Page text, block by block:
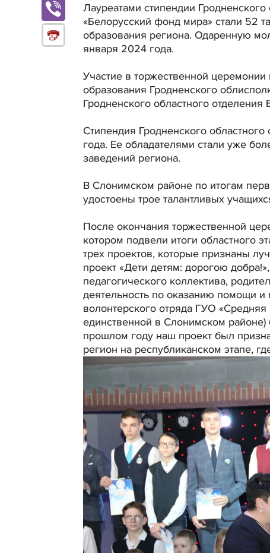
Лауреатами стипендии
«Белорусский фонд мира» стали 52
образования региона. Одаренную
января 2024 года.
Участие в торжественной церемонии
образования Гродненского
Гродненского областного
Стипендия Гродненского
года. Ее обладателями стали уже
заведений региона.
В Слонимском районе по итогам
удостоены трое талантливых
После окончания торжественной
котором подвели итоги областного
трех проектов, которые признаны
проект «Дети детям: дорогою
педагогического коллектива,
деятельность по оказанию помощи
волонтерского отряда ГУО
единственной в Слонимском
прошлом году наш проект был
регион на республиканском этапе,